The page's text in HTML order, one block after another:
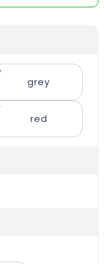
grey
red